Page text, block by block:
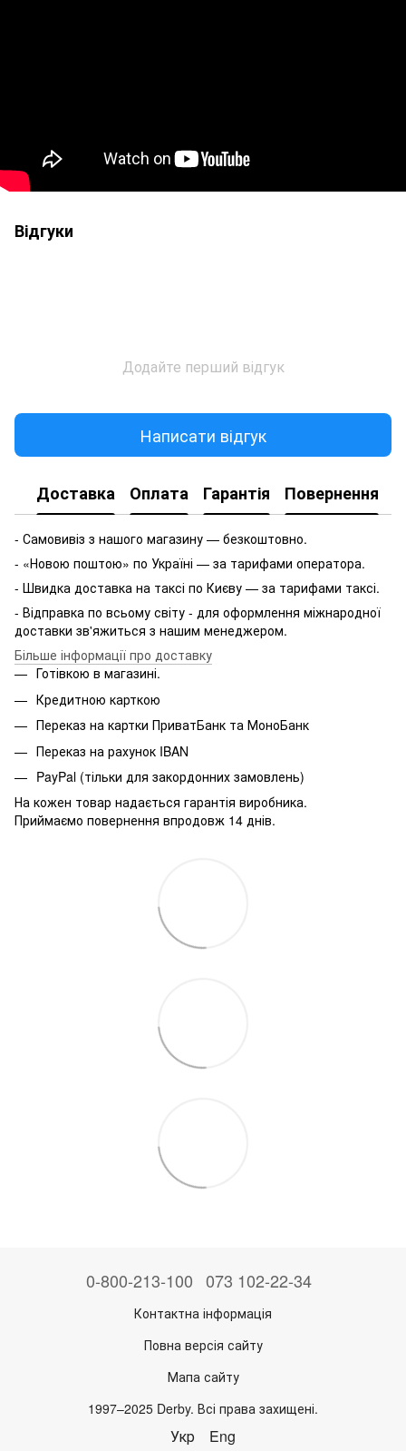
Відгуки
Додайте перший відгук
Написати відгук
Доставка Оплата Гарантія Повернення
- Самовивіз з нашого магазину — безкоштовно.
- «Новою поштою» по Україні — за тарифами оператора.
- Швидка доставка на таксі по Києву — за тарифами таксі.
- Відправка по всьому світу - для оформлення міжнародної
доставки зв'яжиться з нашим менеджером.
Більше інформації про доставку
Готівкою в магазині.
Кредитною карткою
Переказ на картки ПриватБанк та МоноБанк
Переказ на рахунок IBAN
PayPal (тільки для закордонних замовлень)
На кожен товар надається гарантія виробника.
Приймаємо повернення впродовж 14 днів.
0-800-213-100 073 102-22-34
Контактна інформація
Повна версія сайту
Мапа сайту
1997–2025 Derby. Всі права захищені.
Укр Eng